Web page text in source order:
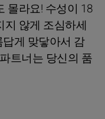
몰라요! 수성이 18
지 않게 조심하세
게 맞닿아서 감
트너는 당신의 품